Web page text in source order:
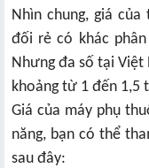
Nhìn chung, giá
đối rẻ có khác
Nhưng đa số tại
khoảng từ 1 đến 1,5
Giá của máy phụ
năng, bạn có thể
sau đây: